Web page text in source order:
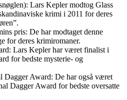
Lars Kepler modtog Glass
krimi i 2011 for deres
pris: De har modtaget denne
for deres krimiromaner.
Lars Kepler har været finalist i
for bedste mysterie- og
Dagger Award: De har også været
Dagger Award for bedste oversatte